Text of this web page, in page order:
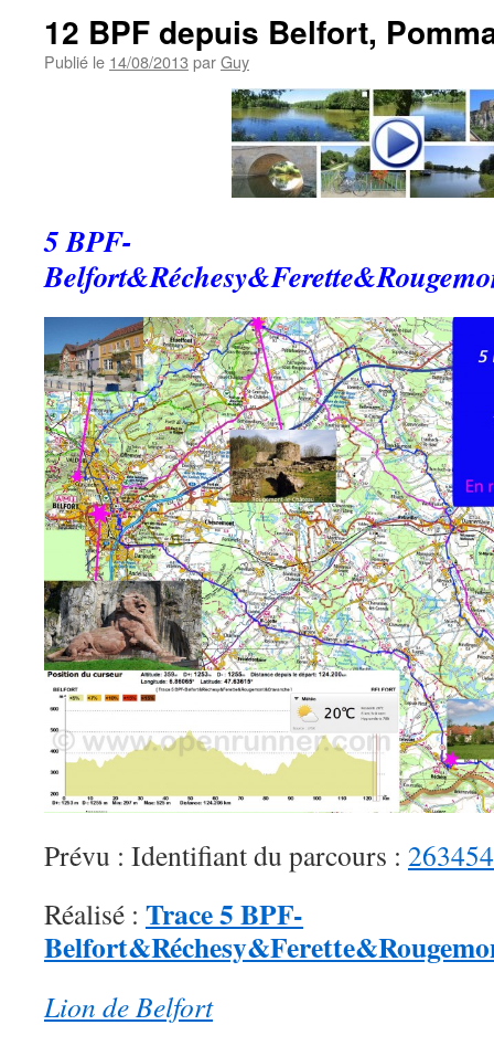
12 BPF depuis Belfort,
Publié le 14/08/2013 parGuy
5 BPF-
Prévu : Identifiant du parcours :
Réalisé : Trace 5 BPF-
Lion de Belfort